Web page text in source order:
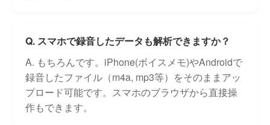
Q. スマホで録音したデータも解析できますか？
A. もちろんです。iPhone(ボイスメモ)やAndroidで
録音したファイル（m4a, mp3等）をそのままアッ
プロード可能です。スマホのブラウザから直接操
作もできます。